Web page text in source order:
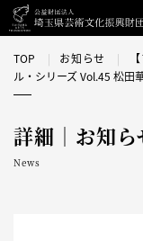
TOP お知らせ
ル・シリーズ Vol.45 松田
詳細｜お知ら
News